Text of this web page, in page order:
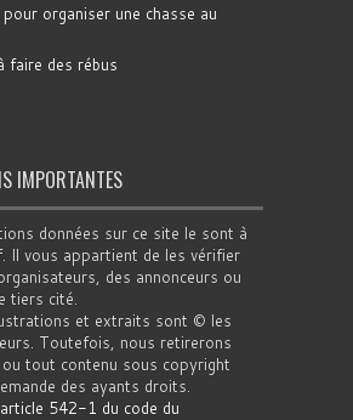
pour organiser une chasse au
faire des rébus
IMPORTANTES
données sur ce site le sont à
Il vous appartient de les vérifier
des annonceurs ou
tiers cité.
et extraits sont © les
Toutefois, nous retirerons
tout contenu sous copyright
des ayants droits.
542-1 du code du